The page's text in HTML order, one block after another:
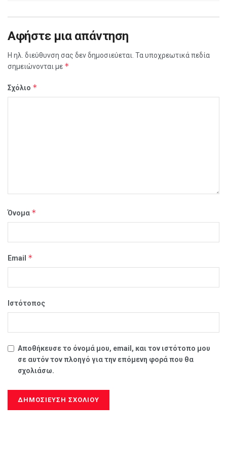
Αφήστε μια απάντηση
Η ηλ. διεύθυνση σας δεν δημοσιεύεται. Τα υποχρεωτικά πεδία
σημειώνονται με *
Σχόλιο *
Όνομα *
Email *
Ιστότοπος
Αποθήκευσε το όνομά μου, email, και τον ιστότοπο μου
σε αυτόν τον πλοηγό για την επόμενη φορά που θα
σχολιάσω.